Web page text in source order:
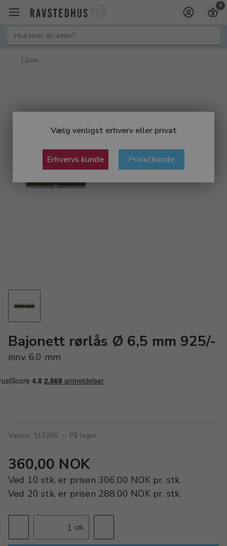
Vælg venligst erhverv eller privat
Erhvervs kunde Privatkunde
0
Låser
Bajonett rørlås Ø 6,5 mm 925/-
innv. 6,0 mm
Varenr. 313265 – På lager
360,00 NOK
Ved 10 stk. er prisen 306.00 NOKpr. stk.
Ved 20 stk. er prisen 288.00 NOKpr. stk.
stk.